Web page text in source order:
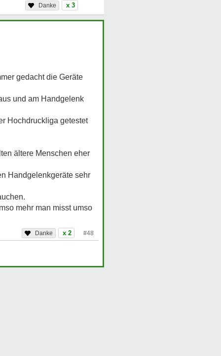
x 3
gedacht die Geräte
und am Handgelenk
Hochdruckliga getestet
ältere Menschen eher
Handgelenkgeräte sehr
mehr man misst umso
x 2 #48